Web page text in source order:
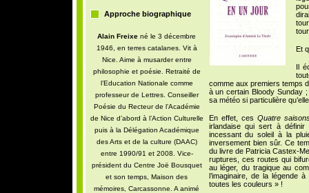
Approche biographique
Alain Freixe né le 3 décembre
1946, en terres catalanes. Vit à
Nice. Aime à musarder entre
philosophie et poésie. Retraité de
l’Education Nationale comme
professeur de Lettres. Conseiller
Poésie du Recteur de l’Académie
de Nice d’abord à l’Action Culturelle
puis à la Délégation Académique
des Arts et de la culture (DAAC)
entre 1990/91 et 2008. Vice-
président du Centre Joë Bousquet
et son temps, Maison des
mémoires, Carcassonne. A animé
Et
Il
comme aux premiers temps
à un certain Bloody Sunday
sa météo si particulière
En effet, ces Quatre
irlandaise qui sert à définir
incessant du soleil à la
inversement bien sûr. Ce
du livre de Patricia Castex-
ruptures, ces routes qui
au léger, du tragique au
l’imaginaire, de la légende
toutes les couleurs » !